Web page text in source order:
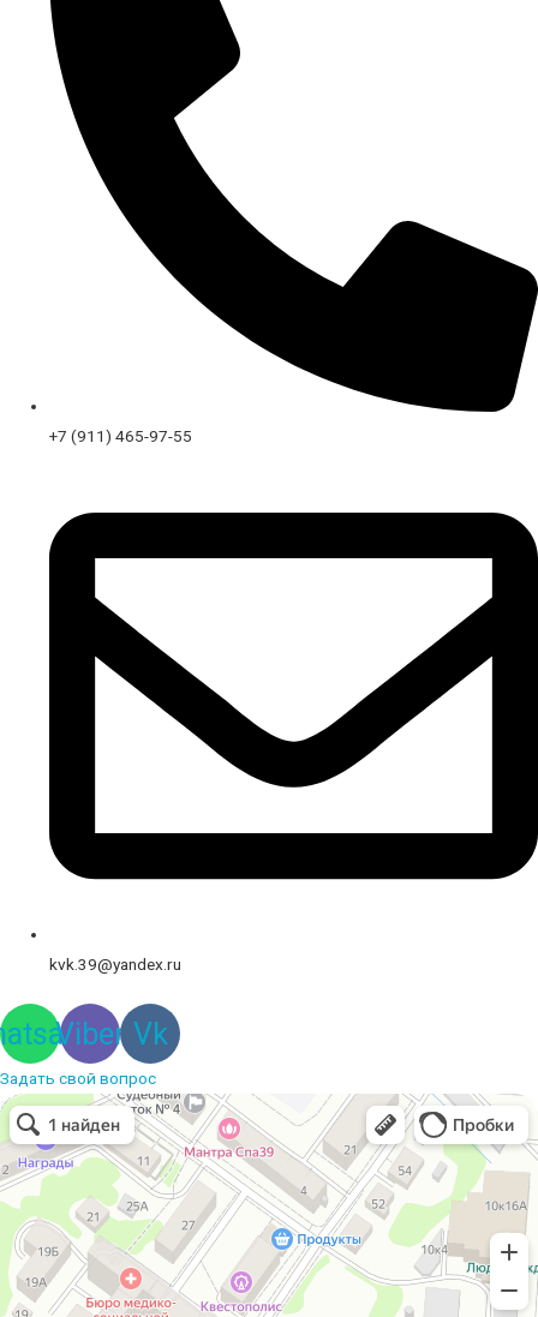
+7 (911) 465-97-55
kvk.39@yandex.ru
Viber Vk
Задать свой вопрос
Вышивальная компания
Услуги вышивки в Калининграде